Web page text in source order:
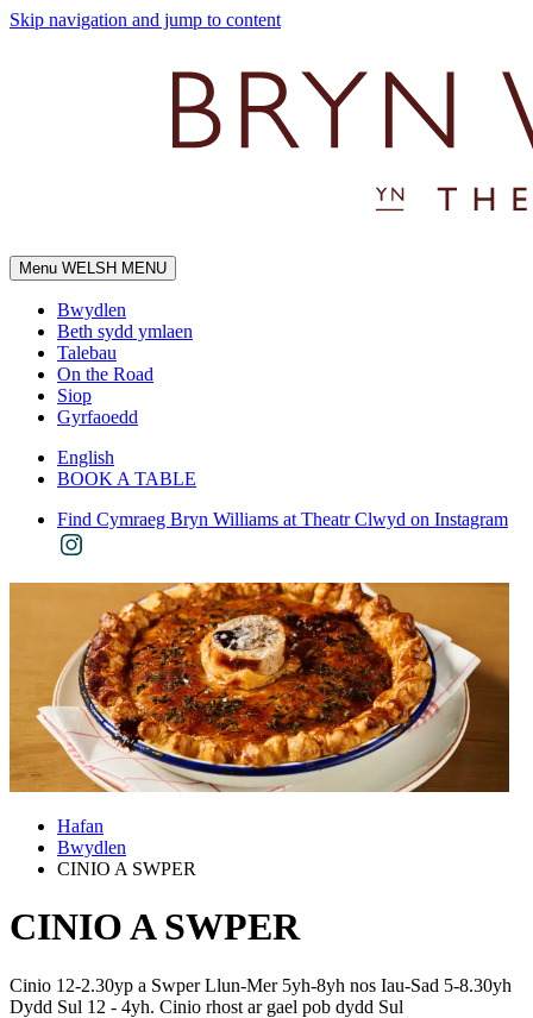
Skip navigation and jump to content
Menu WELSH MENU
Bwydlen
Beth sydd ymlaen
Talebau
On the Road
Siop
Gyrfaoedd
English
BOOK A TABLE
Find Cymraeg Bryn Williams at Theatr Clwyd on Instagram
Hafan
Bwydlen
CINIO A SWPER
CINIO A SWPER
Cinio 12-2.30yp a Swper Llun-Mer 5yh-8yh nos Iau-Sad 5-8.30yh
Dydd Sul 12 - 4yh. Cinio rhost ar gael pob dydd Sul